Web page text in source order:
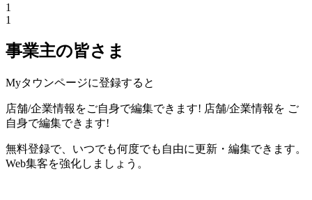
1
1
事業主の皆さま
Myタウンページに登録すると
店舗/企業情報をご自身で編集できます! 店舗/企業情報を ご
自身で編集できます!
無料登録で、いつでも何度でも自由に更新・編集できます。
Web集客を強化しましょう。